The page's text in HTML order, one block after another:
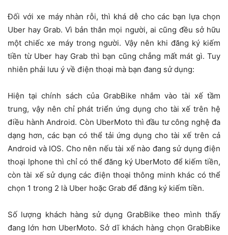
Đối với xe máy nhàn rỗi, thì khá dễ cho các bạn lựa chọn
Uber hay Grab. Vì bản thân mọi người, ai cũng đều sở hữu
một chiếc xe máy trong người. Vậy nên khi đăng ký kiếm
tiền từ Uber hay Grab thì bạn cũng chẳng mất mát gì. Tuy
nhiên phải lưu ý về điện thoại mà bạn đang sử dụng:
Hiện tại chính sách của GrabBike nhắm vào tài xế tầm
trung, vậy nên chỉ phát triển ứng dụng cho tài xế trên hệ
điều hành Android. Còn UberMoto thì đầu tư công nghệ đa
dạng hơn, các bạn có thể tải ứng dụng cho tài xế trên cả
Android và IOS. Cho nên nếu tài xế nào đang sử dụng điện
thoại Iphone thì chỉ có thể đăng ký UberMoto để kiếm tiền,
còn tài xế sử dụng các điện thoại thông minh khác có thể
chọn 1 trong 2 là Uber hoặc Grab để đăng ký kiếm tiền.
Số lượng khách hàng sử dụng GrabBike theo mình thấy
đang lớn hơn UberMoto. Sở dĩ khách hàng chọn GrabBike